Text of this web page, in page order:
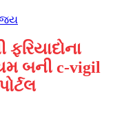
બની c-vigil